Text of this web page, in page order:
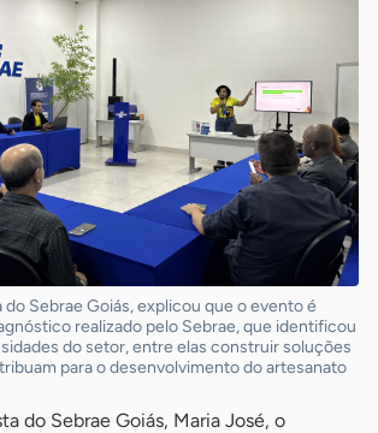
do Sebrae Goiás, explicou que o evento é
realizado pelo Sebrae, que identificou
do setor, entre elas construir soluções
para o desenvolvimento do artesanato
do Sebrae Goiás, Maria José, o